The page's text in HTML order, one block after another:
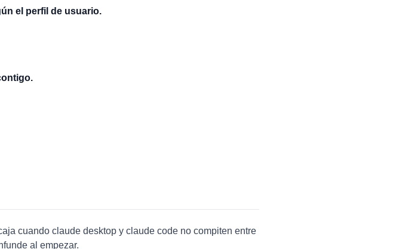
el perfil de usuario.
cuando claude desktop y claude code no compiten entre
al empezar.